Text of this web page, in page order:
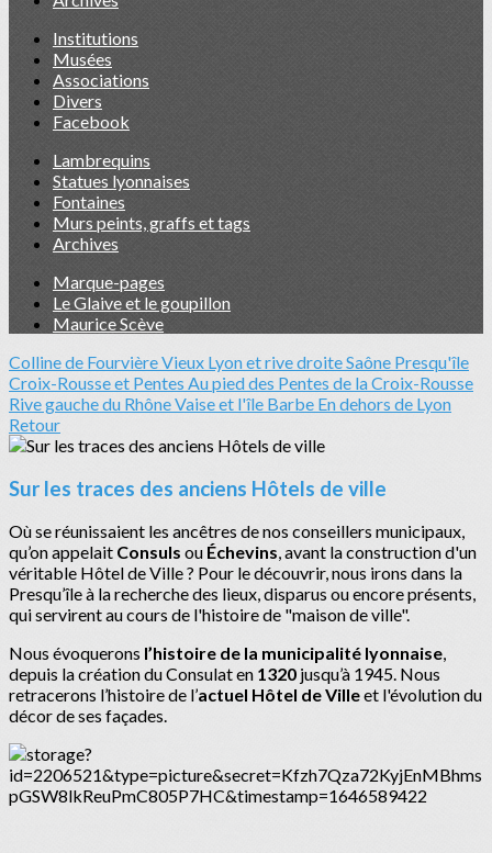
Institutions
Musées
Associations
Divers
Facebook
Lambrequins
Statues lyonnaises
Fontaines
Murs peints, graffs et tags
Archives
Marque-pages
Le Glaive et le goupillon
Maurice Scève
Colline de FourvièreVieux Lyon et rive droite Saône Presqu'île
Croix-Rousse et Pentes Au pied des Pentes de la Croix-Rousse
Rive gauche du RhôneVaise et l'île Barbe En dehors de Lyon
Retour
Sur les traces des anciens Hôtels de ville
Où se réunissaient les ancêtres de nos conseillers municipaux,
qu’on appelait Consuls ou Échevins, avant la construction d'un
véritable Hôtel de Ville ? Pour le découvrir, nous irons dans la
Presqu’île à la recherche des lieux, disparus ou encore présents,
qui servirent au cours de l'histoire de "maison de ville".
Nous évoquerons l’histoire de la municipalité lyonnaise,
depuis la création du Consulat en 1320 jusqu’à 1945. Nous
retracerons l’histoire de l’actuel Hôtel de Villeet l'évolution du
décor de ses façades.